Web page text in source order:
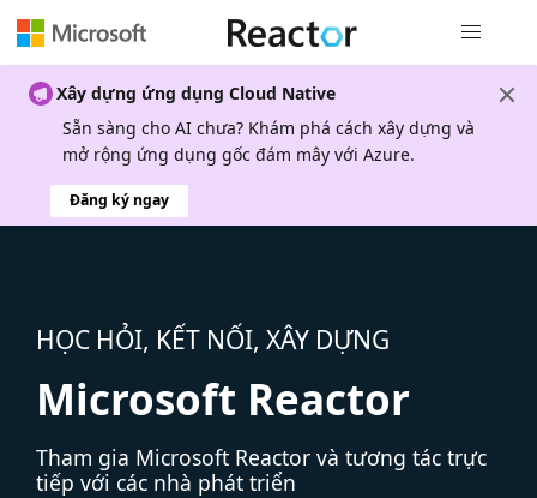
Xây dựng ứng dụng Cloud Native
Sẵn sàng cho AI chưa? Khám phá cách xây dựng và
mở rộng ứng dụng gốc đám mây với Azure.
Đăng ký ngay
HỌC HỎI, KẾT NỐI, XÂY DỰNG
Microsoft Reactor
Tham gia Microsoft Reactor và tương tác trực
tiếp với các nhà phát triển